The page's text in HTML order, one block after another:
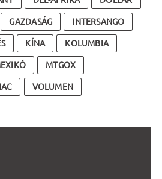
GAZDASÁG INTERSANGO
KÍNA KOLUMBIA
MTGOX
VOLUMEN